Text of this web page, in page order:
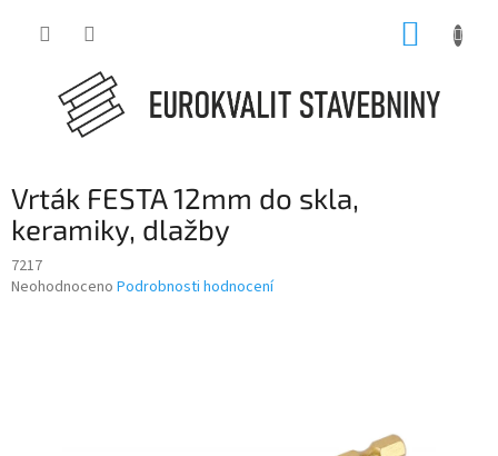
Vrták FESTA 12mm do skla,
keramiky, dlažby
7217
Průměrné
Neohodnoceno Podrobnosti hodnocení